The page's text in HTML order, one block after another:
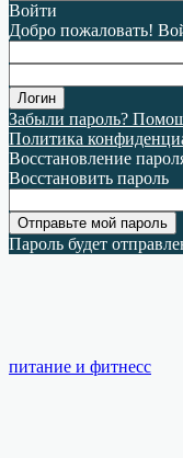
Войти
Добро пожаловать!
Забыли пароль?
Политика
Восстановление
Восстановить пароль
Пароль будет
питание и фитнесс